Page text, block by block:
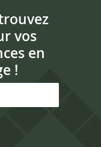
vos
en
!